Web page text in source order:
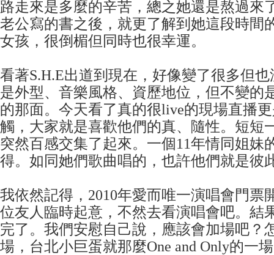
路走來是多麼的辛苦，總之她還是熬過來
老公寫的書之後，就更了解到她這段時間
女孩，很倒楣但同時也很幸運。
看著S.H.E出道到現在，好像變了很多但
是外型、音樂風格、資歷地位，但不變的
的那面。今天看了真的很live的現場直播
觸，大家就是喜歡他們的真、隨性。短短
突然百感交集了起來。一個11年情同姐妹
得。如同她們歌曲唱的，也許他們就是彼
我依然記得，2010年愛而唯一演唱會門票
位友人臨時起意，不然去看演唱會吧。結
完了。我們安慰自己說，應該會加場吧？
場，台北小巨蛋就那麼One and Only的一